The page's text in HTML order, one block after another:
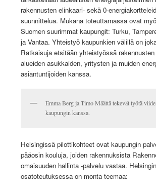
rakennusten elinkaari- sekä 0-
suunnittelua. Mukana toteuttamassa ovat
Suomen suurimmat kaupungit: Turku,
ja Vantaa. Yhteistyö kaupunkien välillä on
Ratkaisuja etsitään yhteistyössä
alueiden asukkaiden, yritysten ja muiden
asiantuntijoiden kanssa.
Emma Berg ja Timo Määttä tekevät työtä
kaupungin kanssa.
Helsingissä pilottikohteet ovat kaupungin
pääosin kouluja, joiden rakennuksista
omaisuuden hallinta -palvelu vastaa. Helsingin
osatoteutuksessa on monta teemaa: